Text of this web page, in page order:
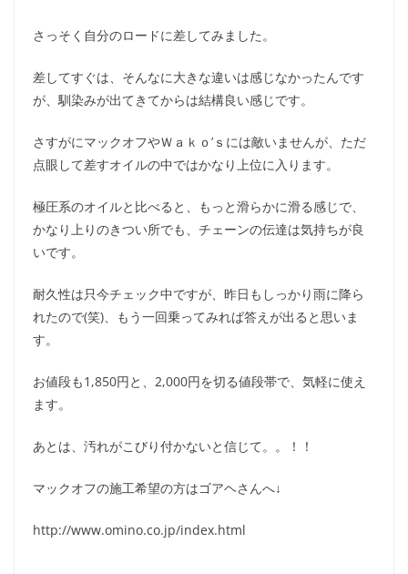
さっそく自分のロードに差してみました。
差してすぐは、そんなに大きな違いは感じなかったんです
が、馴染みが出てきてからは結構良い感じです。
さすがにマックオフやＷａｋｏ’ｓには敵いませんが、ただ
点眼して差すオイルの中ではかなり上位に入ります。
極圧系のオイルと比べると、もっと滑らかに滑る感じで、
かなり上りのきつい所でも、チェーンの伝達は気持ちが良
いです。
耐久性は只今チェック中ですが、昨日もしっかり雨に降ら
れたので(笑)、もう一回乗ってみれば答えが出ると思いま
す。
お値段も1,850円と、2,000円を切る値段帯で、気軽に使え
ます。
あとは、汚れがこびり付かないと信じて。。！！
マックオフの施工希望の方はゴアヘさんへ↓
http://www.omino.co.jp/index.html